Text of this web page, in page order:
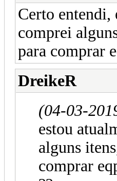
Certo entendi,
comprei
para comprar
DreikeR
(04-03-
estou
alguns
comprar